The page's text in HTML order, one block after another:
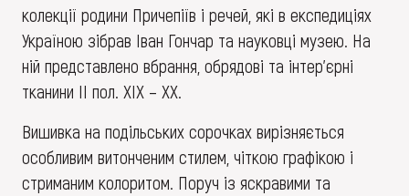
колекції родини Причепіїв і речей, які в експедиціях
Україною зібрав Іван Гончар та науковці музею. На
ній представлено вбрання, обрядові та інтер’єрні
тканини II пол. XIX – XX.
Вишивка на подільських сорочках вирізняється
особливим витонченим стилем, чіткою графікою і
стриманим колоритом. Поруч із яскравими та